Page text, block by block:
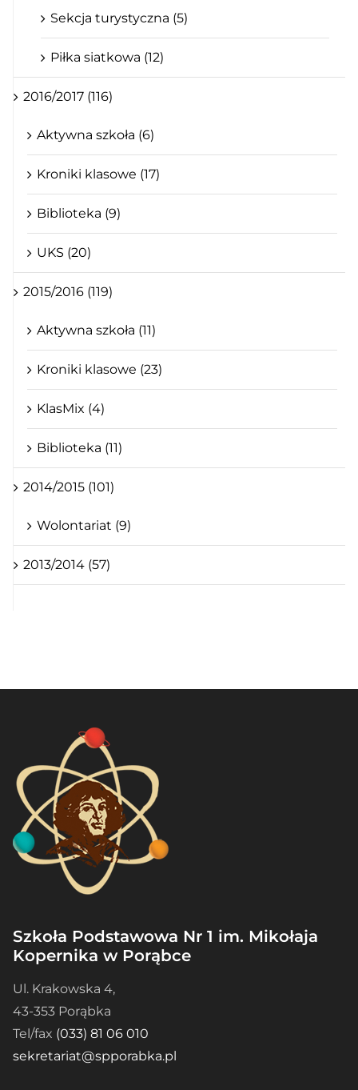
Sekcja turystyczna (5)
Piłka siatkowa (12)
2016/2017 (116)
Aktywna szkoła (6)
Kroniki klasowe (17)
Biblioteka (9)
UKS (20)
2015/2016 (119)
Aktywna szkoła (11)
Kroniki klasowe (23)
KlasMix (4)
Biblioteka (11)
2014/2015 (101)
Wolontariat (9)
2013/2014 (57)
Szkoła Podstawowa Nr 1 im. Mikołaja
Kopernika w Porąbce
Ul. Krakowska 4,
43-353 Porąbka
Tel/fax (033) 81 06 010
sekretariat@spporabka.pl